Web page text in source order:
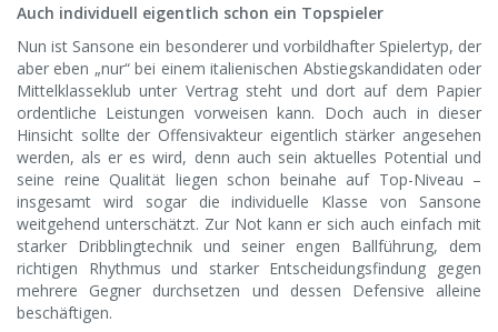
Auch individuell eigentlich schon ein Topspieler
Nun ist Sansone ein besonderer und vorbildhafter Spielertyp, der
aber eben „nur“ bei einem italienischen Abstiegskandidaten oder
Mittelklasseklub unter Vertrag steht und dort auf dem Papier
ordentliche Leistungen vorweisen kann. Doch auch in dieser
Hinsicht sollte der Offensivakteur eigentlich stärker angesehen
werden, als er es wird, denn auch sein aktuelles Potential und
seine reine Qualität liegen schon beinahe auf Top-Niveau –
insgesamt wird sogar die individuelle Klasse von Sansone
weitgehend unterschätzt. Zur Not kann er sich auch einfach mit
starker Dribblingtechnik und seiner engen Ballführung, dem
richtigen Rhythmus und starker Entscheidungsfindung gegen
mehrere Gegner durchsetzen und dessen Defensive alleine
beschäftigen.